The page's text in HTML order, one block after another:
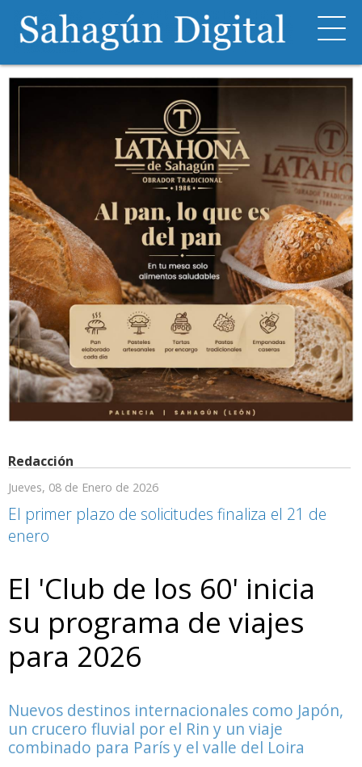
Redacción
Jueves, 08 de Enero de 2026
El primer plazo de solicitudes finaliza el 21 de
enero
El 'Club de los 60' inicia
su programa de viajes
para 2026
Nuevos destinos internacionales como Japón,
un crucero fluvial por el Rin y un viaje
combinado para París y el valle del Loira